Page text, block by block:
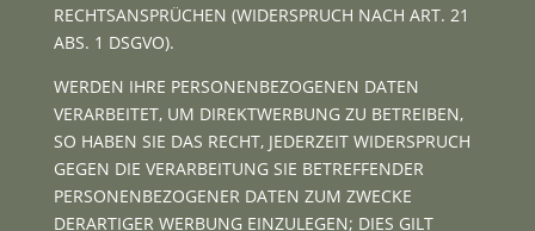
RECHTSANSPRÜCHEN (WIDERSPRUCH NACH ART. 21
ABS. 1 DSGVO).
WERDEN IHRE PERSONENBEZOGENEN DATEN
VERARBEITET, UM DIREKTWERBUNG ZU BETREIBEN,
SO HABEN SIE DAS RECHT, JEDERZEIT WIDERSPRUCH
GEGEN DIE VERARBEITUNG SIE BETREFFENDER
PERSONENBEZOGENER DATEN ZUM ZWECKE
DERARTIGER WERBUNG EINZULEGEN; DIES GILT